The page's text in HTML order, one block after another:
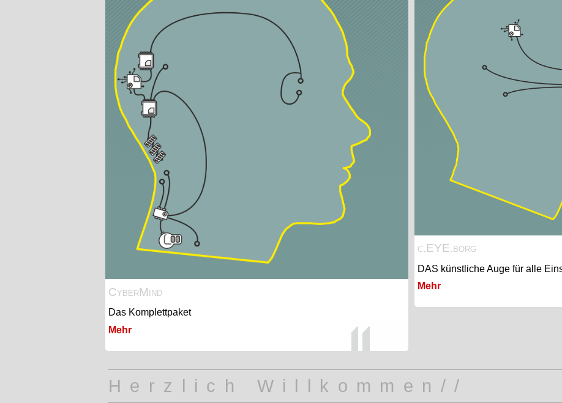
CyberMind
Das Komplettpaket
Mehr
c.EYE.borg
DAS künstliche Auge für alle
Mehr
Herzlich Willkommen//